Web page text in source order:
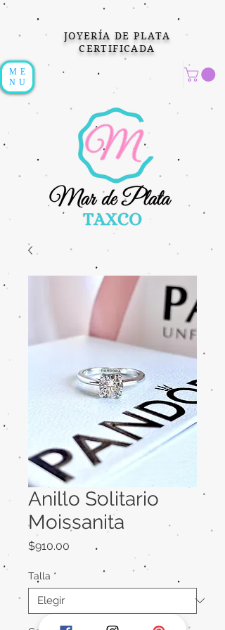
JOYERÍA DE PLATA
CERTIFICADA
ME
NU
Anillo Solitario
Moissanita
$910.00 Precio
Talla *